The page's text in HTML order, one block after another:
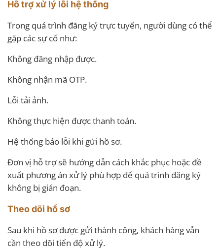
Hỗ trợ xử lý lỗi hệ thống
Trong quá trình đăng ký trực tuyến, người dùng có thể
gặp các sự cố như:
Không đăng nhập được.
Không nhận mã OTP.
Lỗi tải ảnh.
Không thực hiện được thanh toán.
Hệ thống báo lỗi khi gửi hồ sơ.
Đơn vị hỗ trợ sẽ hướng dẫn cách khắc phục hoặc đề
xuất phương án xử lý phù hợp để quá trình đăng ký
không bị gián đoạn.
Theo dõi hồ sơ
Sau khi hồ sơ được gửi thành công, khách hàng vẫn
cần theo dõi tiến độ xử lý.